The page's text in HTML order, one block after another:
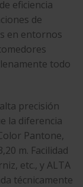
eficiencia
de
en entornos
todo
precisión
la diferencia
Pantone,
m. Facilidad
etc., y ALTA
técnicamente